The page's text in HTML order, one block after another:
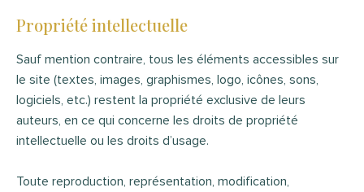
Propriété intellectuelle
Sauf mention contraire, tous les éléments accessibles sur
le site (textes, images, graphismes, logo, icônes, sons,
logiciels, etc.) restent la propriété exclusive de leurs
auteurs, en ce qui concerne les droits de propriété
intellectuelle ou les droits d’usage.
Toute reproduction, représentation, modification,